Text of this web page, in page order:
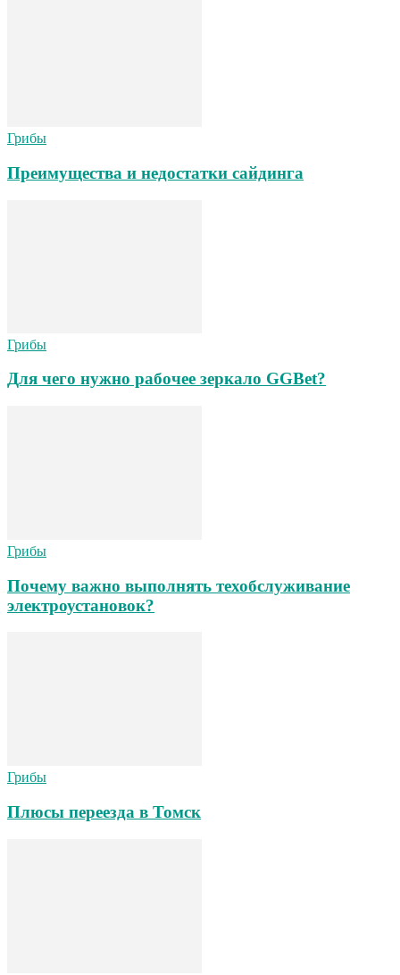
Грибы
Преимущества и недостатки сайдинга
Грибы
Для чего нужно рабочее зеркало GGBet?
Грибы
Почему важно выполнять техобслуживание
электроустановок?
Грибы
Плюсы переезда в Томск